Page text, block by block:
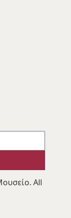
All